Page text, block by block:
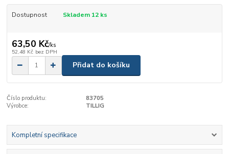
Dostupnost Skladem 12 ks
63,50 Kč/ks
52,48 Kč bez DPH
Přidat do košíku
Číslo produktu:
83705
Výrobce:
TILLIG
Kompletní specifikace